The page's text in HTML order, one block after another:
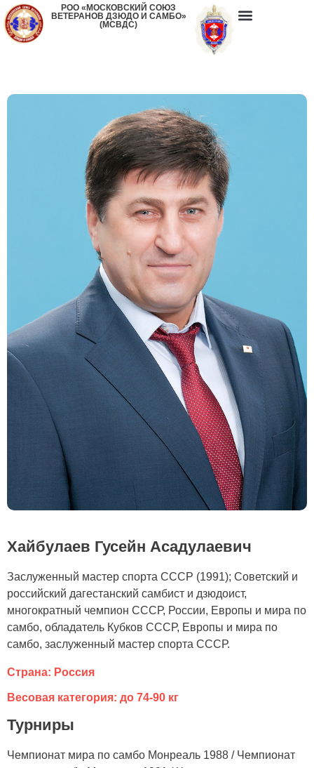
РОО «МОСКОВСКИЙ СОЮЗ
ВЕТЕРАНОВ ДЗЮДО И САМБО»
(МСВДС)
Хайбулаев Гусейн Асадулаевич
Заслуженный мастер спорта СССР (1991); Советский и
российский дагестанский самбист и дзюдоист,
многократный чемпион СССР, России, Европы и мира по
самбо, обладатель Кубков СССР, Европы и мира по
самбо, заслуженный мастер спорта СССР.
Страна: Россия
Весовая категория: до 74-90 кг
Турниры
Чемпионат мира по самбо Монреаль 1988 / Чемпионат